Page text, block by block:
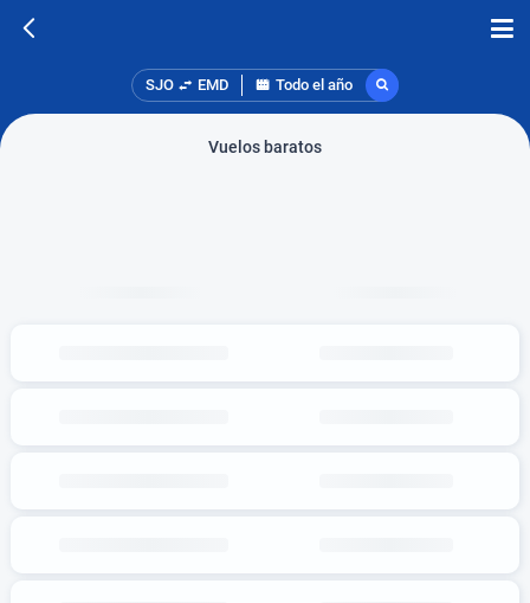
SJO EMD Todo el año
Vuelos baratos